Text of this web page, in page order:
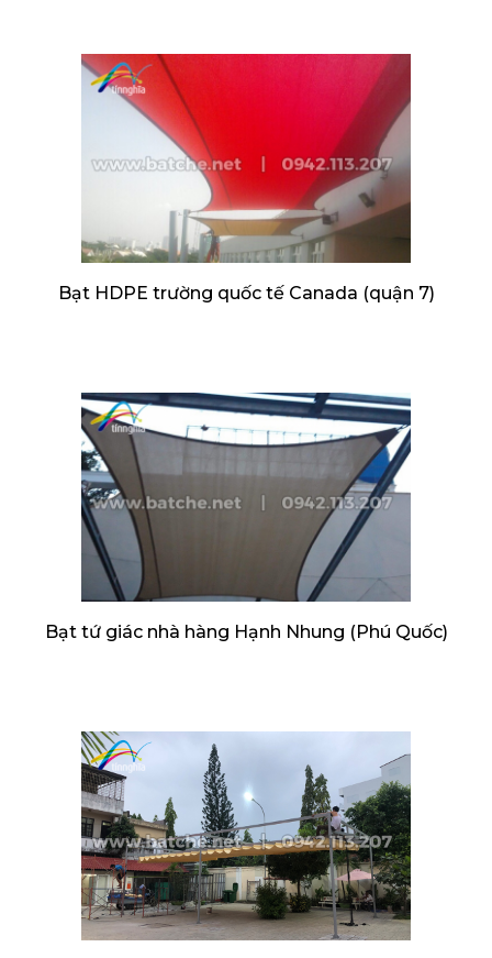
Bạt HDPE trường quốc tế Canada (quận 7)
Bạt tứ giác nhà hàng Hạnh Nhung (Phú Quốc)